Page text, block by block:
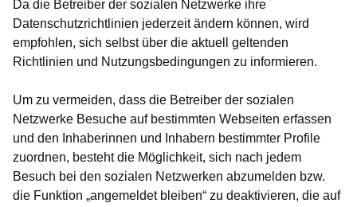
Da die Betreiber der sozialen Netzwerke ihre
Datenschutzrichtlinien jederzeit ändern können, wird
empfohlen, sich selbst über die aktuell geltenden
Richtlinien und Nutzungsbedingungen zu informieren.
Um zu vermeiden, dass die Betreiber der sozialen
Netzwerke Besuche auf bestimmten Webseiten erfassen
und den Inhaberinnen und Inhabern bestimmter Profile
zuordnen, besteht die Möglichkeit, sich nach jedem
Besuch bei den sozialen Netzwerken abzumelden bzw.
die Funktion „angemeldet bleiben“ zu deaktivieren, die auf